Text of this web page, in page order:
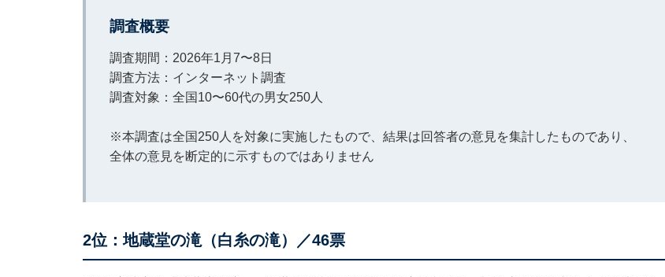
調査概要
調査期間：2026年1月7〜8日
調査方法：インターネット調査
調査対象：全国10〜60代の男女250人
※本調査は全国250人を対象に実施したもので、結果は回答者の意見を集計したものであり、
全体の意見を断定的に示すものではありません
2位：地蔵堂の滝（白糸の滝）／46票